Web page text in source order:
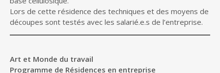
Lors de cette résidence des techniques et des moyens de
découpes sont testés avec les salarié.e.s de l’entreprise.
Art et Monde du travail
Programme de Résidences en entreprise